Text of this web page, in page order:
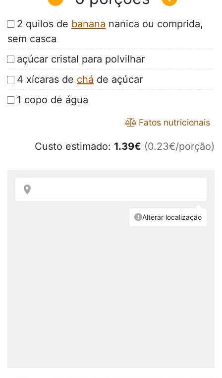
2 quilos de banana nanica ou comprida,
sem casca
açúcar cristal para polvilhar
4 xícaras de chá de açúcar
1 copo de água
Fatos nutricionais
Custo estimado: 1.39€ (0.23€/porção)